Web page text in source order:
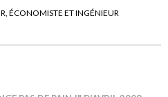
ÉCONOMISTE ET INGÉNIEUR